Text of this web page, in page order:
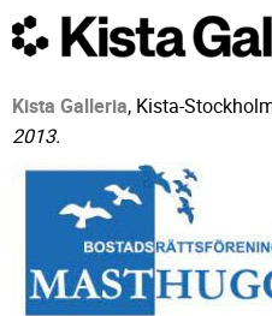
Kista Galleria, Kista-
2013.